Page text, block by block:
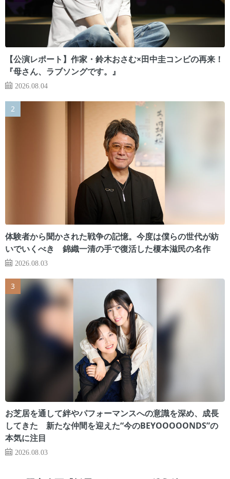
【公演レポート】作家・鈴木おさむ×田中圭コンビの再来！
『母さん、ラブソングです。』
2026.08.04
体験者から聞かされた戦争の記憶。今度は僕らの世代が紡
いでいくべき 錦織一清の手で復活した榎本滋民の名作
2026.08.03
お芝居を通して絆やパフォーマンスへの意識を深め、成長
してきた 新たな仲間を迎えた“今のBEYOOOOONDS”の
本気に注目
2026.08.03